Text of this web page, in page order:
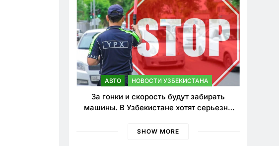
АВТО НОВОСТИ УЗБЕКИСТАНА
За гонки и скорость будут забирать
машины. В Узбекистане хотят серьезно
SHOW MORE